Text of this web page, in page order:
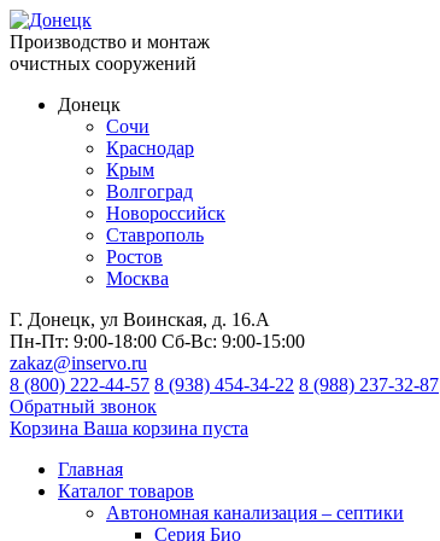
Производство и монтаж
очистных сооружений
Донецк
Сочи
Краснодар
Крым
Волгоград
Новороссийск
Ставрополь
Ростов
Москва
Г. Донецк, ул Воинская, д. 16.А
Пн-Пт: 9:00-18:00 Сб-Вс: 9:00-15:00
zakaz@inservo.ru
8 (800) 222-44-57 8 (938) 454-34-22 8 (988) 237-32-87
Обратный звонок
Корзина Ваша корзина пуста
Главная
Каталог товаров
Автономная канализация – септики
Серия Био